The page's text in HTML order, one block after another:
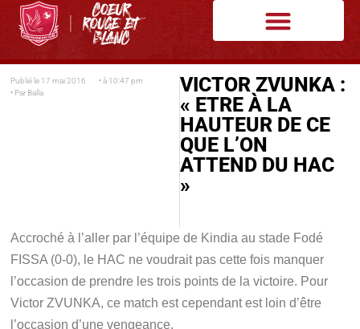
Publié le 17 mai 2016 • à 10:47 pm
• Par Balla
VICTOR ZVUNKA :
« ETRE À LA
HAUTEUR DE CE
QUE L’ON
ATTEND DU HAC
»
Accroché à l’aller par l’équipe de Kindia au stade Fodé
FISSA (0-0), le HAC ne voudrait pas cette fois manquer
l’occasion de prendre les trois points de la victoire. Pour
Victor ZVUNKA, ce match est cependant est loin d’être
l’occasion d’une vengeance.